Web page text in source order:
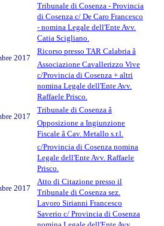
Tribunale di Cosenza - Provincia
di Cosenza c/ De Caro Francesco
- nomina Legale dell'Ente Avv.
Catia Scigliano.
2017
Ricorso presso TAR Calabria â
Associazione Cavallerizzo Vive
c/Provincia di Cosenza + altri
nomina Legale dell'Ente Avv.
Raffaele Prisco.
2017
Tribunale di Cosenza â
Opposizione a Ingiunzione
Fiscale â Cav. Metallo s.r.l.
c/Provincia di Cosenza nomina
Legale dell'Ente Avv. Raffaele
Prisco.
2017
Atto di Citazione presso il
Tribunale di Cosenza sez.
Lavoro Sirianni Francesco
Saverio c/ Provincia di Cosenza